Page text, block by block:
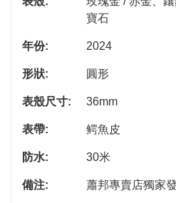
寶石
年份: 2024
形狀: 圓形
表殼尺寸: 36mm
表帶: 鳄魚皮
防水: 30米
備注: 蕭邦專賣店獨家